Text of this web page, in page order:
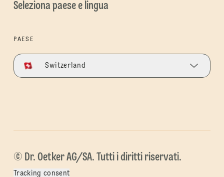
Seleziona paese e lingua
PAESE
Switzerland
© Dr. Oetker AG/SA. Tutti i diritti riservati.
Tracking consent